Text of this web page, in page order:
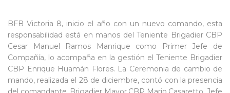
BFB Victoria 8, inicio el año con un nuevo comando, esta
responsabilidad está en manos del Teniente Brigadier CBP
Cesar Manuel Ramos Manrique como Primer Jefe de
Compañía, lo acompaña en la gestión el Teniente Brigadier
CBP Enrique Huamán Flores. La Ceremonia de cambio de
mando, realizada el 28 de diciembre, contó con la presencia